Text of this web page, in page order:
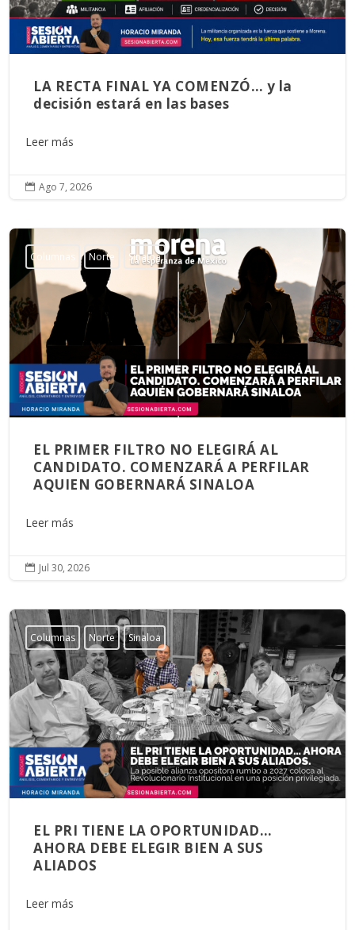
LA RECTA FINAL YA COMENZÓ… y la
decisión estará en las bases
Leer más
 Ago 7, 2026
Columnas Norte Sinaloa
EL PRIMER FILTRO NO ELEGIRÁ AL
CANDIDATO. COMENZARÁ A PERFILAR
AQUIEN GOBERNARÁ SINALOA
Leer más
 Jul 30, 2026
Columnas Norte Sinaloa
EL PRI TIENE LA OPORTUNIDAD…
AHORA DEBE ELEGIR BIEN A SUS
ALIADOS
Leer más